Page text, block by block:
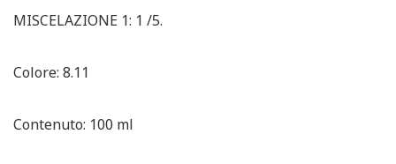
MISCELAZIONE 1: 1 /5.
Colore: 8.11
Contenuto: 100 ml